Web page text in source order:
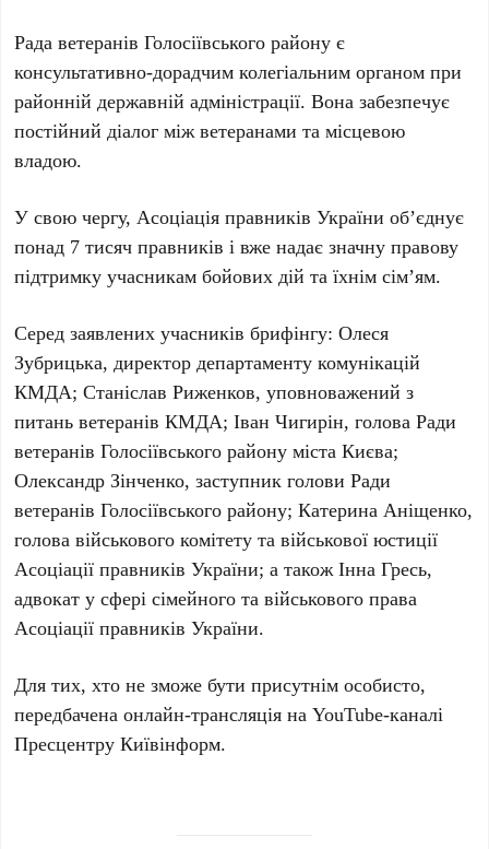
Рада ветеранів Голосіївського району є
консультативно-дорадчим колегіальним органом при
районній державній адміністрації. Вона забезпечує
постійний діалог між ветеранами та місцевою
владою.
У свою чергу,Асоціація правників України об’єднує
понад 7 тисяч правників і вже надає значну правову
підтримку учасникам бойових дій та їхнім сім’ям.
Серед заявлених учасників брифінгу:Олеся
Зубрицька, директор департаменту комунікацій
КМДА;Станіслав Риженков, уповноважений з
питань ветеранів КМДА;Іван Чигирін, голова Ради
ветеранів Голосіївського району міста Києва;
Олександр Зінченко, заступник голови Ради
ветеранів Голосіївського району;Катерина Аніщенко,
голова військового комітету та військової юстиції
Асоціації правників України; а такожІнна Гресь,
адвокат у сфері сімейного та військового права
Асоціації правників України.
Для тих, хто не зможе бути присутнім особисто,
передбачена онлайн-трансляція на YouTube-каналі
Пресцентру Київінформ.